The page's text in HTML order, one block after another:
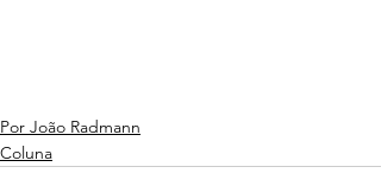
Por João Radmann
Coluna